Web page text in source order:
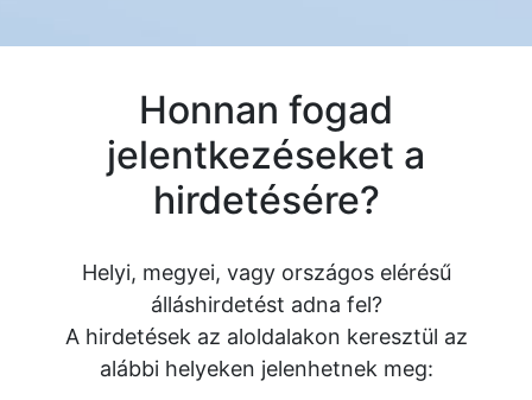
Honnan fogad
jelentkezéseket a
hirdetésére?
Helyi, megyei, vagy országos elérésű
álláshirdetést adna fel?
A hirdetések az aloldalakon keresztül az
alábbi helyeken jelenhetnek meg: